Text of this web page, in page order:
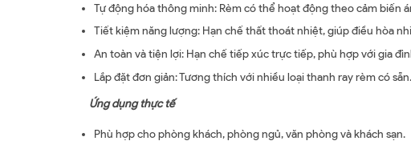
Tự động hóa thông minh: Rèm có thể hoạt động theo cảm biến
Tiết kiệm năng lượng: Hạn chế thất thoát nhiệt, giúp điều hòa
An toàn và tiện lợi: Hạn chế tiếp xúc trực tiếp, phù hợp với gia
Lắp đặt đơn giản: Tương thích với nhiều loại thanh ray rèm có sẵn.
Ứng dụng thực tế
Phù hợp cho phòng khách, phòng ngủ, văn phòng và khách sạn.